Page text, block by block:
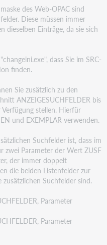
des Web-OPAC sind
Diese müssen immer
dieselben Einträge, da sie sich
dass Sie im SRC-
finden.
Sie zusätzlich zu den
ANZEIGESUCHFELDER bis
stellen. Hierfür
und EXEMPLAR verwenden.
Suchfelder ist, dass im
zwei Parameter der Wert ZUSF
der immer doppelt
die beiden Listenfelder zur
zusätzlichen Suchfelder sind.
Parameter
Parameter